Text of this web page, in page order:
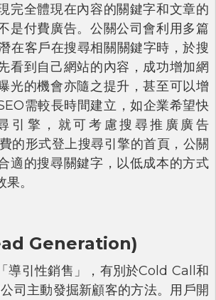
完全體現在內容的關鍵字和文章的
是付費廣告。公關公司會利用多篇
在客戶在搜尋相關關鍵字時，於搜
看到自己網站的內容，成功增加網
光的機會亦隨之提升，甚至可以增
需較長時間建立，如企業希望快
引擎，就可考慮搜尋推廣廣告
的形式登上搜尋引擎的首頁，公關
適的搜尋關鍵字，以低成本的方式
。
Generation)
導引性銷售」，有別於Cold Call和
司主動發掘新顧客的方法。用戶開